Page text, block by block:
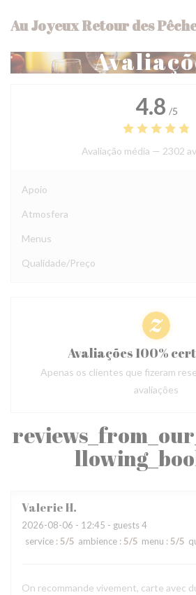
Au Joyeux Retour des
ValerieH
2026-08-06 - 12:45 - guests 4
service : 5/5 ambience : 5/5 menu : 5/5
On recommande vivement, carte avec
4.8 /5
Avaliação média — 2302
Apoio
Atmosfera
Menus
Qualidade/Preço
Avaliações 100%
Apenas os clientes que fizeram
avaliações